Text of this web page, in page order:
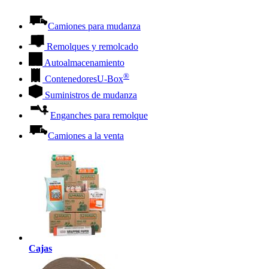
Camiones para mudanza
Remolques y remolcado
Autoalmacenamiento
ContenedoresU-Box®
Suministros de mudanza
Enganches para remolque
Camiones a la venta
Cajas